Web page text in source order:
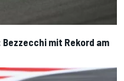
mit Rekord am